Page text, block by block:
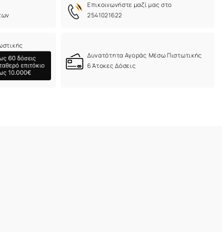
Eπικοινωνήστε μαζί μας στο
2541021622
Δυνατότητα Αγοράς Μέσω Πιστωτικής
6 Άτοκες Δόσεις